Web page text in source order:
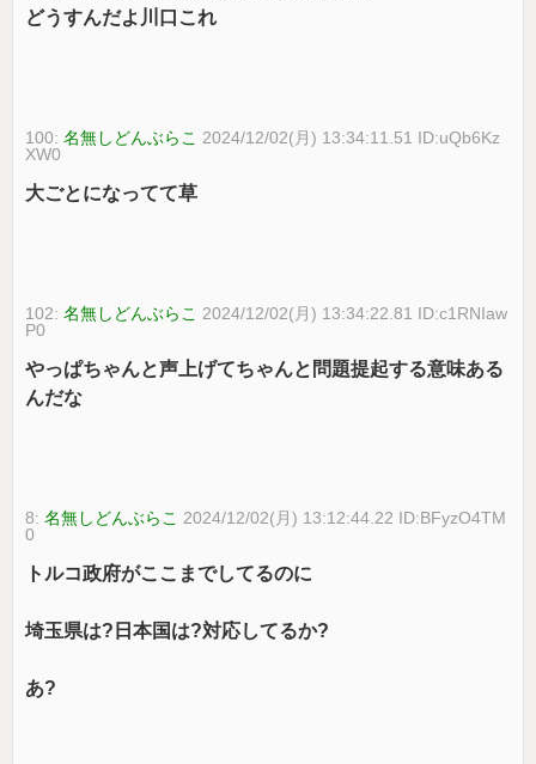
どうすんだよ川口これ
100:名無しどんぶらこ 2024/12/02(月) 13:34:11.51 ID:uQb6Kz
XW0
大ごとになってて草
102:名無しどんぶらこ 2024/12/02(月) 13:34:22.81 ID:c1RNIaw
P0
やっぱちゃんと声上げてちゃんと問題提起する意味ある
んだな
8:名無しどんぶらこ 2024/12/02(月) 13:12:44.22 ID:BFyzO4TM
0
トルコ政府がここまでしてるのに
埼玉県は?日本国は?対応してるか?
あ?